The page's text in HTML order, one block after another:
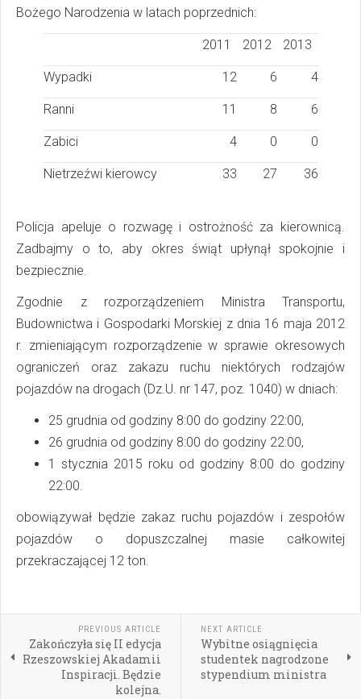
Bożego Narodzenia w latach poprzednich:
2011 2012 2013
Wypadki 12 6 4
Ranni 11 8 6
Zabici 4 0 0
Nietrzeźwi kierowcy 33 27 36
Policja apeluje o rozwagę i ostrożność za kierownicą.
Zadbajmy o to, aby okres świąt upłynął spokojnie i
bezpiecznie.
Zgodnie z rozporządzeniem Ministra Transportu,
Budownictwa i Gospodarki Morskiej z dnia 16 maja 2012
r. zmieniającym rozporządzenie w sprawie okresowych
ograniczeń oraz zakazu ruchu niektórych rodzajów
pojazdów na drogach (Dz.U. nr 147, poz. 1040) w dniach:
25 grudnia od godziny 8:00 do godziny 22:00,
26 grudnia od godziny 8:00 do godziny 22:00,
1 stycznia 2015 roku od godziny 8:00 do godziny
22:00.
obowiązywał będzie zakaz ruchu pojazdów i zespołów
pojazdów o dopuszczalnej masie całkowitej
przekraczającej 12 ton.
PREVIOUS ARTICLE
Zakończyła się II edycja
Rzeszowskiej Akadamii
Inspiracji. Będzie
kolejna.
NEXT ARTICLE
Wybitne osiągnięcia
studentek nagrodzone
stypendium ministra